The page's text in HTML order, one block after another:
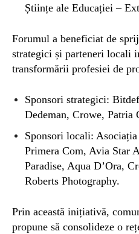
Științe ale Educației –
Forumul a beneficiat de
strategici și parteneri locali
transformării profesiei de
Sponsori strategici:
Dedeman, Crowe, Patria
Sponsori locali:
Primera Com, Avia Star
Paradise, Aqua D’Ora,
Roberts Photography.
Prin această inițiativă,
propune să consolideze o